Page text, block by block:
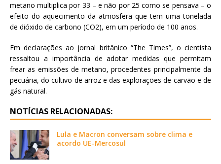
metano multiplica por 33 – e não por 25 como se pensava – o
efeito do aquecimento da atmosfera que tem uma tonelada
de dióxido de carbono (CO2), em um período de 100 anos.
Em declarações ao jornal britânico “The Times”, o cientista
ressaltou a importância de adotar medidas que permitam
frear as emissões de metano, procedentes principalmente da
pecuária, do cultivo de arroz e das explorações de carvão e de
gás natural.
NOTÍCIAS RELACIONADAS:
Lula e Macron conversam sobre clima e
acordo UE-Mercosul